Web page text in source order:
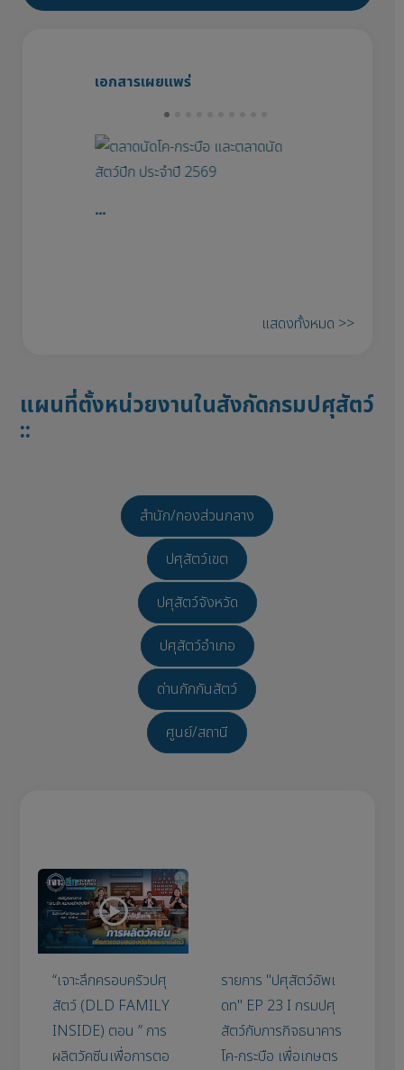
เอกสารเผยแพร่
...
แสดงทั้งหมด >>
แผนที่ตั้งหน่วยงานในสังกัดกรมปศุสัตว์
::
สำนัก/กองส่วนกลาง
ปศุสัตว์เขต
ปศุสัตว์จังหวัด
ปศุสัตว์อำเภอ
ด่านกักกันสัตว์
ศูนย์/สถานี
“เจาะลึกครอบครัวปศุสัตว์ (DLD FAMILY INSIDE) ตอน ” การ
“เจาะลึกครอบครัวปศุ
สัตว์ (DLD FAMILY
INSIDE) ตอน ” การ
ผลิตวัคซีนเพื่อการตอ
รายการ "ปศุสัตว์อัพเ
ดท" EP 23 I กรมปศุ
สัตว์กับภารกิจธนาคาร
โค-กระบือ เพื่อเกษตร